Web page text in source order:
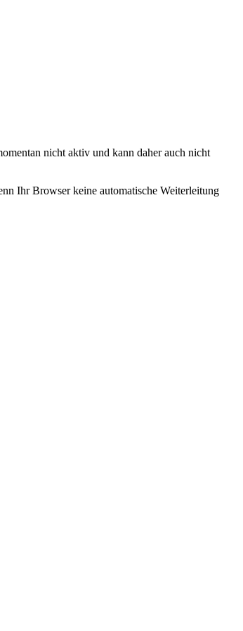
nicht aktiv und kann daher auch nicht
Ihr Browser keine automatische Weiterleitung